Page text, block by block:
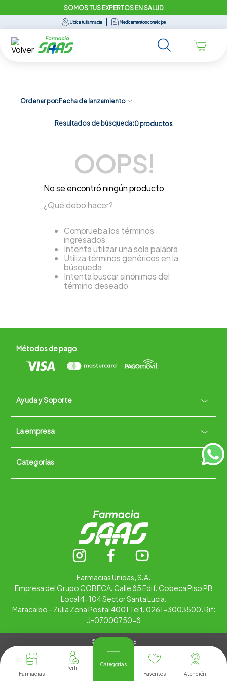
SOMOS TUS EXPERTOS EN SALUD
Ubica tu farmacia Medicamentos con récipe
Farmacias
Categorías
Favoritos
Atención
Ordenar por Fecha de lanzamiento
Resultados de búsqueda:0 productos
OOPS!
No se encontró ningún producto
¿Qué debo hacer?
Comprueba los términos
ingresados
Intenta utilizar una sola palabra
Utiliza términos genéricos en la
búsqueda
Intenta buscar sinónimos del
término deseado
Métodos de pago
Ayuda y Soporte +
Contacto vía WhatsApp
Términos y condiciones
La empresa +
Quiénes somos
Trabaja con nosotros
Categorías +
Farmacias Unidas, S.A.
Empresa del Grupo COBECA. Calle 85 Edif. Cobeca Piso PB
Local 4-104 Sector Santa Lucia.
Maracaibo - Zulia Zona Postal 4001 Telf. 0261-3003500. Rif:
J-07000750-8
© Copyright 2026
Tienda Virtual desarrollada por
Tecnología